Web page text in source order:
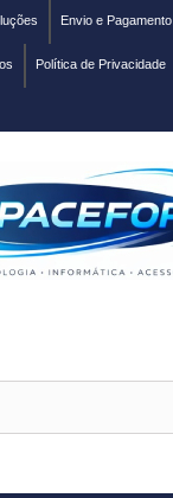
Envio e Pagamento
Política de Privacidade